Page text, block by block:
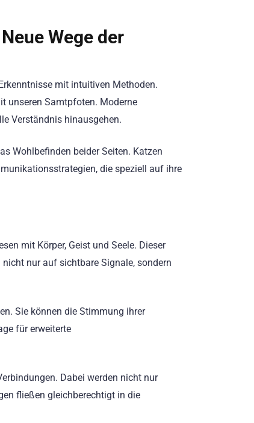
Wege der
mit intuitiven Methoden.
unseren Samtpfoten. Moderne
Verständnis hinausgehen.
Wohlbefinden beider Seiten. Katzen
die speziell auf ihre
mit Körper, Geist und Seele. Dieser
nur auf sichtbare Signale, sondern
Sie können die Stimmung ihrer
für erweiterte
Dabei werden nicht nur
fließen gleichberechtigt in die